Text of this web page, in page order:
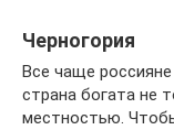
Черногория
Все чаще
страна богата не
местностью.